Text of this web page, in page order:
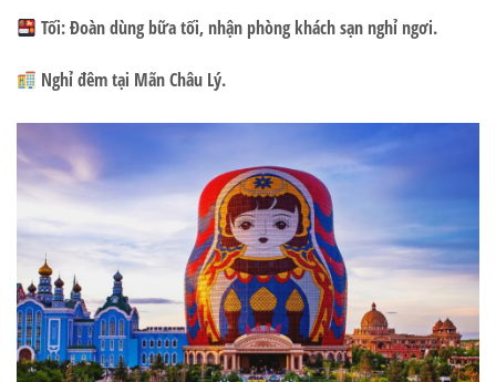
Tối:Đoàn dùng bữa tối, nhận phòng khách sạn nghỉ ngơi.
Nghỉ đêm tại Mãn Châu Lý.